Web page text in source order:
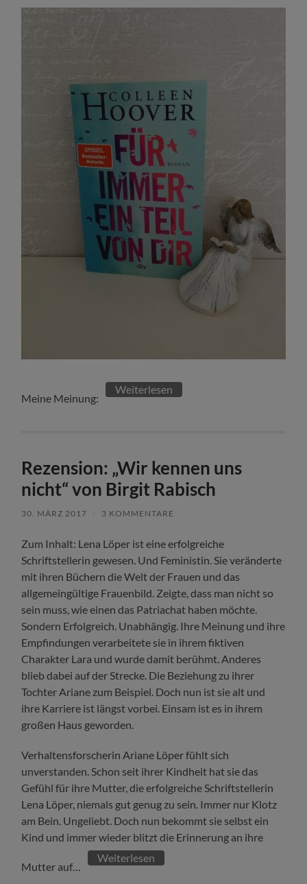
Meine Meinung:
Weiterlesen
Rezension: „Wir kennen uns
nicht“ von Birgit Rabisch
30. MÄRZ 2017 3 KOMMENTARE
Zum Inhalt: Lena Löper ist eine erfolgreiche
Schriftstellerin gewesen. Und Feministin. Sie veränderte
mit ihren Büchern die Welt der Frauen und das
allgemeingültige Frauenbild. Zeigte, dass man nicht so
sein muss, wie einen das Patriachat haben möchte.
Sondern Erfolgreich. Unabhängig. Ihre Meinung und ihre
Empfindungen verarbeitete sie in ihrem fiktiven
Charakter Lara und wurde damit berühmt. Anderes
blieb dabei auf der Strecke. Die Beziehung zu ihrer
Tochter Ariane zum Beispiel. Doch nun ist sie alt und
ihre Karriere ist längst vorbei. Einsam ist es in ihrem
großen Haus geworden.
Verhaltensforscherin Ariane Löper fühlt sich
unverstanden. Schon seit ihrer Kindheit hat sie das
Gefühl für ihre Mutter, die erfolgreiche Schriftstellerin
Lena Löper, niemals gut genug zu sein. Immer nur Klotz
am Bein. Ungeliebt. Doch nun bekommt sie selbst ein
Kind und immer wieder blitzt die Erinnerung an ihre
Mutter auf…
Weiterlesen